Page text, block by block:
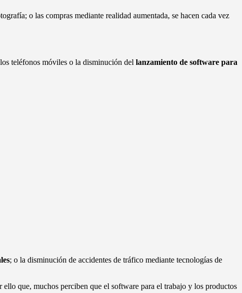
o las compras mediante realidad aumentada, se hacen cada vez
teléfonos móviles o la disminución del lanzamiento de software para
; o la disminución de accidentes de tráfico mediante tecnologías de
que, muchos perciben que el software para el trabajo y los productos